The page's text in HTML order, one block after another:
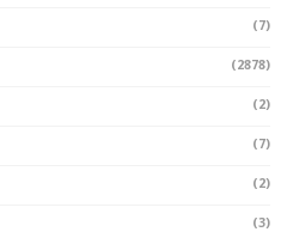
(1)
(56)
(1)
(2)
(251)
(240)